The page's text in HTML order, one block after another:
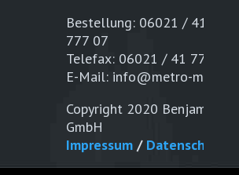
Bestellung: 06021 / 41 77
777 07
Telefax: 06021 / 41 77 17
E-Mail: info@metro-
Copyright 2020 Benjamin
GmbH
Impressum/ Datenschutz